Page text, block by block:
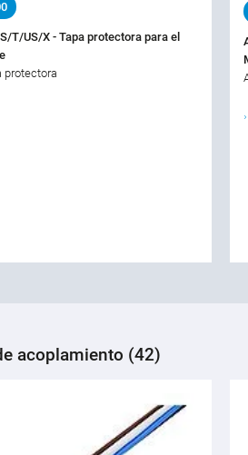
T/US/X - Tapa protectora para el
protectora
acoplamiento (42)